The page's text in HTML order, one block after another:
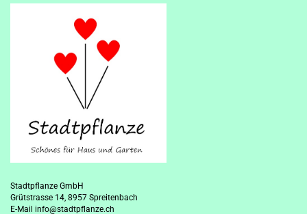
Stadtpflanze GmbH
Grütstrasse 14, 8957 Spreitenbach
E-Mail info@stadtpflanze.ch